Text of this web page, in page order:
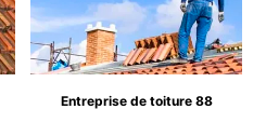
Entreprise de toiture 88